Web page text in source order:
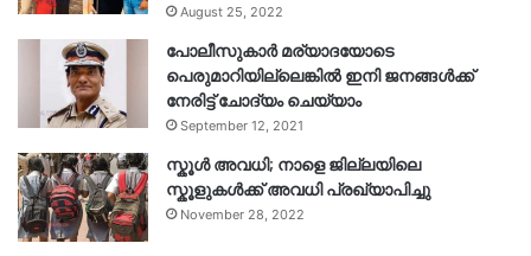
August 25, 2022
പോലീസുകാര്‍ മര്യാദയോടെ
പെരുമാറിയില്ലെങ്കില്‍ ഇനി ജനങ്ങള്‍ക്ക്
നേരിട്ട് ചോദ്യം ചെയ്യാം
September 12, 2021
സ്കൂൾ അവധി; നാളെ ജില്ലയിലെ
സ്കൂളുകൾക്ക് അവധി പ്രഖ്യാപിച്ചു
November 28, 2022